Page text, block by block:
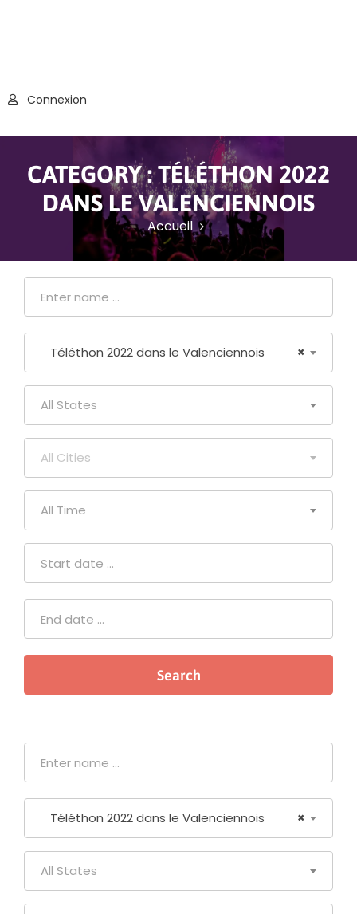
Connexion
CATEGORY :TÉLÉTHON 2022
DANS LE VALENCIENNOIS
Accueil
×
Téléthon 2022 dans le Valenciennois
All States
All Cities
All Time
×
Téléthon 2022 dans le Valenciennois
All States